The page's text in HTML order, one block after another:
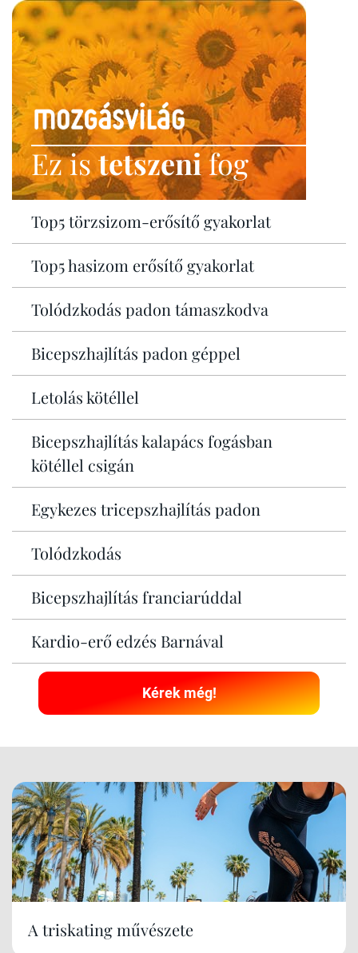
Ez istetszenifog
Top5 törzsizom-erősítő gyakorlat
Top5 hasizom erősítő gyakorlat
Tolódzkodás padon támaszkodva
Bicepszhajlítás padon géppel
Letolás kötéllel
Bicepszhajlítás kalapács fogásban
kötéllel csigán
Egykezes tricepszhajlítás padon
Tolódzkodás
Bicepszhajlítás franciarúddal
Kardio-erő edzés Barnával
Kérek még!
A triskating művészete